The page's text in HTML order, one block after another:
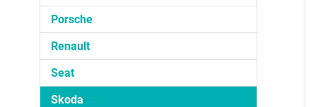
Porsche
Renault
Seat
Skoda